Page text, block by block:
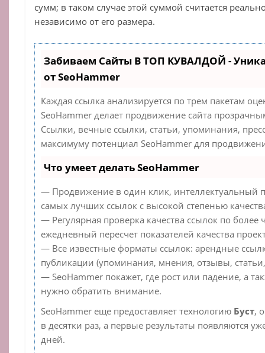
сумм; в таком случае этой суммой считается
независимо от его размера.
Забиваем Сайты В ТОП КУВАЛДОЙ -
от SeoHammer
Каждая ссылка анализируется по трем пакетам
SeoHammer делает продвижение сайта
Ссылки, вечные ссылки, статьи, упоминания,
максимуму потенциал SeoHammer для
Что умеет делать SeoHammer
— Продвижение в один клик, интеллектуальный
самых лучших ссылок с высокой степенью
— Регулярная проверка качества ссылок по более
ежедневный пересчет показателей качества
— Все известные форматы ссылок: арендные
публикации (упоминания, мнения, отзывы,
— SeoHammer покажет, где рост или падение, а
нужно обратить внимание.
SeoHammer еще предоставляет технологию Буст,
в десятки раз, а первые результаты появляются
дней.